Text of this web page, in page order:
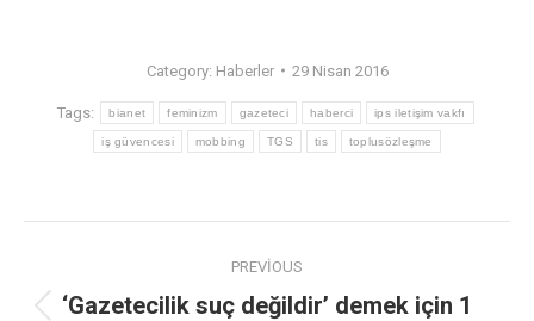
Category: Haberler 29 Nisan 2016
Tags: bianet feminizm gazeteci haberci ips iletişim vakfı
iş güvencesi mobbing TGS tis toplusözleşme
PREVIOUS
‘Gazetecilik suç değildir’ demek için 1